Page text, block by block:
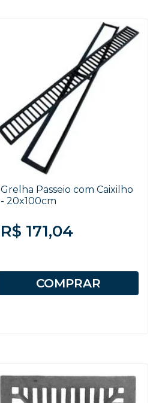
Grelha Passeio com Caixilho
- 20x100cm
R$ 171,04
COMPRAR